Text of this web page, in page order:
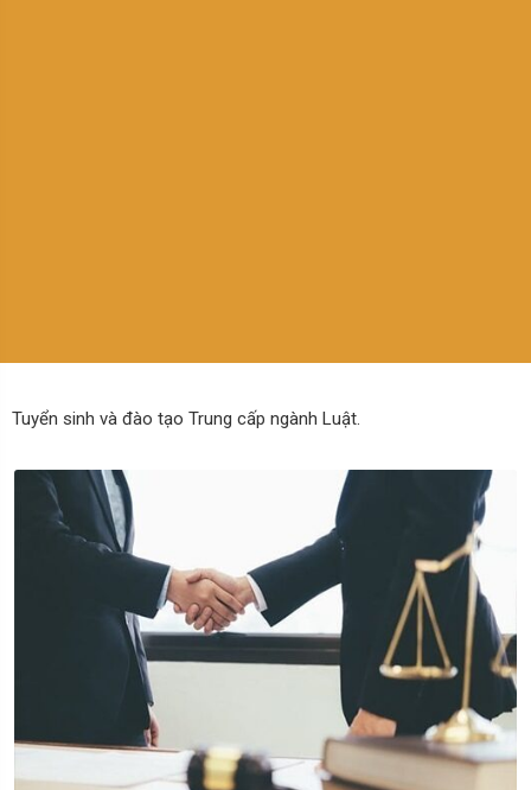
Tuyển sinh và đào tạo Trung cấp ngành Luật.